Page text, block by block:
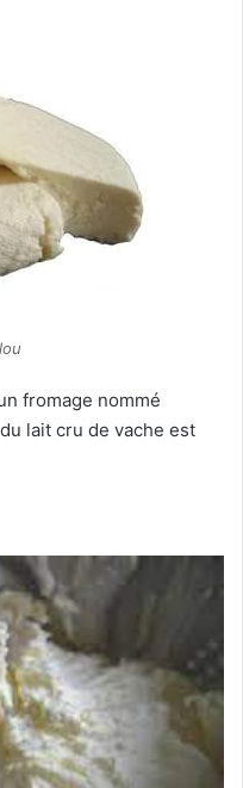
fromage nommé
lait cru de vache est